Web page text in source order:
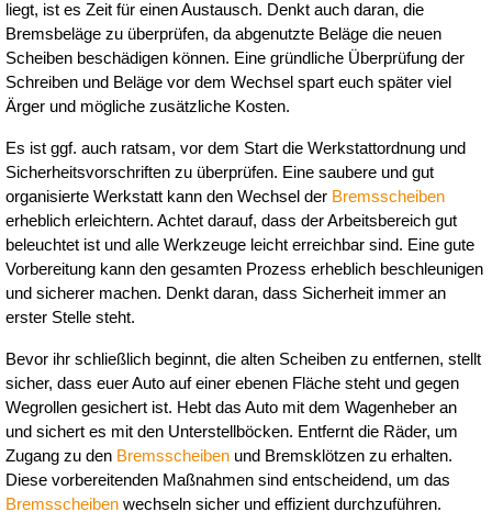
liegt, ist es Zeit für einen Austausch. Denkt auch daran, die
Bremsbeläge zu überprüfen, da abgenutzte Beläge die neuen
Scheiben beschädigen können. Eine gründliche Überprüfung der
Schreiben und Beläge vor dem Wechsel spart euch später viel
Ärger und mögliche zusätzliche Kosten.
Es ist ggf. auch ratsam, vor dem Start die Werkstattordnung und
Sicherheitsvorschriften zu überprüfen. Eine saubere und gut
organisierte Werkstatt kann den Wechsel der Bremsscheiben
erheblich erleichtern. Achtet darauf, dass der Arbeitsbereich gut
beleuchtet ist und alle Werkzeuge leicht erreichbar sind. Eine gute
Vorbereitung kann den gesamten Prozess erheblich beschleunigen
und sicherer machen. Denkt daran, dass Sicherheit immer an
erster Stelle steht.
Bevor ihr schließlich beginnt, die alten Scheiben zu entfernen, stellt
sicher, dass euer Auto auf einer ebenen Fläche steht und gegen
Wegrollen gesichert ist. Hebt das Auto mit dem Wagenheber an
und sichert es mit den Unterstellböcken. Entfernt die Räder, um
Zugang zu den Bremsscheiben und Bremsklötzen zu erhalten.
Bremsscheiben wechseln sicher und effizient durchzuführen.